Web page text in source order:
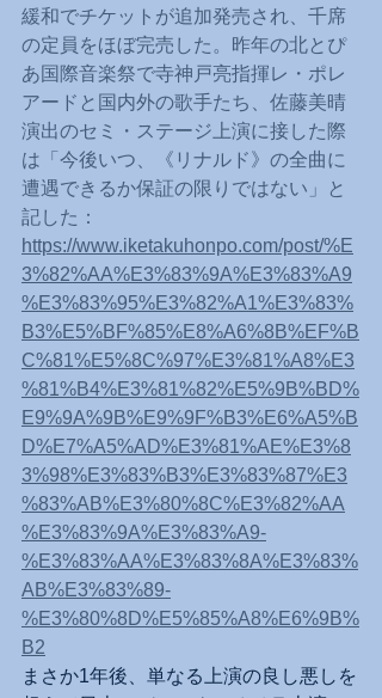
緩和でチケットが追加発売され、千席
の定員をほぼ完売した。昨年の北とぴ
あ国際音楽祭で寺神戸亮指揮レ・ポレ
アードと国内外の歌手たち、佐藤美晴
演出のセミ・ステージ上演に接した際
は「今後いつ、《リナルド》の全曲に
遭遇できるか保証の限りではない」と
記した：
https://www.iketakuhonpo.com/post/%E
3%82%AA%E3%83%9A%E3%83%A9
%E3%83%95%E3%82%A1%E3%83%
B3%E5%BF%85%E8%A6%8B%EF%B
C%81%E5%8C%97%E3%81%A8%E3
%81%B4%E3%81%82%E5%9B%BD%
E9%9A%9B%E9%9F%B3%E6%A5%B
D%E7%A5%AD%E3%81%AE%E3%8
3%98%E3%83%B3%E3%83%87%E3
%83%AB%E3%80%8C%E3%82%AA
%E3%83%9A%E3%83%A9-
%E3%83%AA%E3%83%8A%E3%83%
AB%E3%83%89-
%E3%80%8D%E5%85%A8%E6%9B%
B2
まさか1年後、単なる上演の良し悪しを